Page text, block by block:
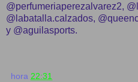
@perfumeriaperezalvarez2,
@labatalla.calzados,
y @aguilasports.
hora 22:31